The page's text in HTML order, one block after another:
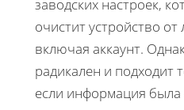
заводских настроек,
очистит устройство
включая аккаунт.
радикален и подходит
если информация была